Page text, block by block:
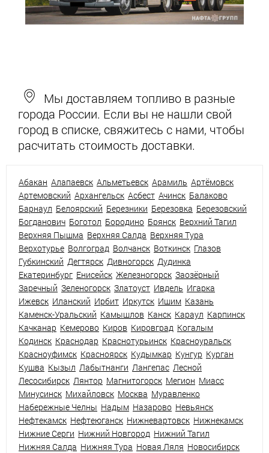
Мы доставляем топливо в разные
города России. Если вы не нашли свой
город в списке, свяжитесь с нами, чтобы
расчитать стоимость доставки.
Абакан Алапаевск Альметьевск Арамиль Артёмовск
Артемовский Архангельск Асбест Ачинск Балаково
Барнаул Белоярский Березники Березовка Березовский
Богданович Боготол Бородино Брянск Верхний Тагил
Верхняя Пышма Верхняя Салда Верхняя Тура
Верхотурье Волгоград Волчанск Воткинск Глазов
Губкинский Дегтярск Дивногорск Дудинка
Екатеринбург Енисейск Железногорск Заозёрный
Заречный Зеленогорск Златоуст Ивдель Игарка
Ижевск Иланский Ирбит Иркутск Ишим Казань
Каменск-Уральский Камышлов Канск Караул Карпинск
Качканар Кемерово Киров Кировград Когалым
Кодинск Краснодар Краснотурьинск Красноуральск
Красноуфимск Красноярск Кудымкар Кунгур Курган
Кушва Кызыл Лабытнанги Лангепас Лесной
Лесосибирск Лянтор Магнитогорск Мегион Миасс
Минусинск Михайловск Москва Муравленко
Набережные Челны Надым Назарово Невьянск
Нефтекамск Нефтеюганск Нижневартовск Нижнекамск
Нижние Серги Нижний Новгород Нижний Тагил
Нижняя Салда Нижняя Тура Новая Ляля Новосибирск